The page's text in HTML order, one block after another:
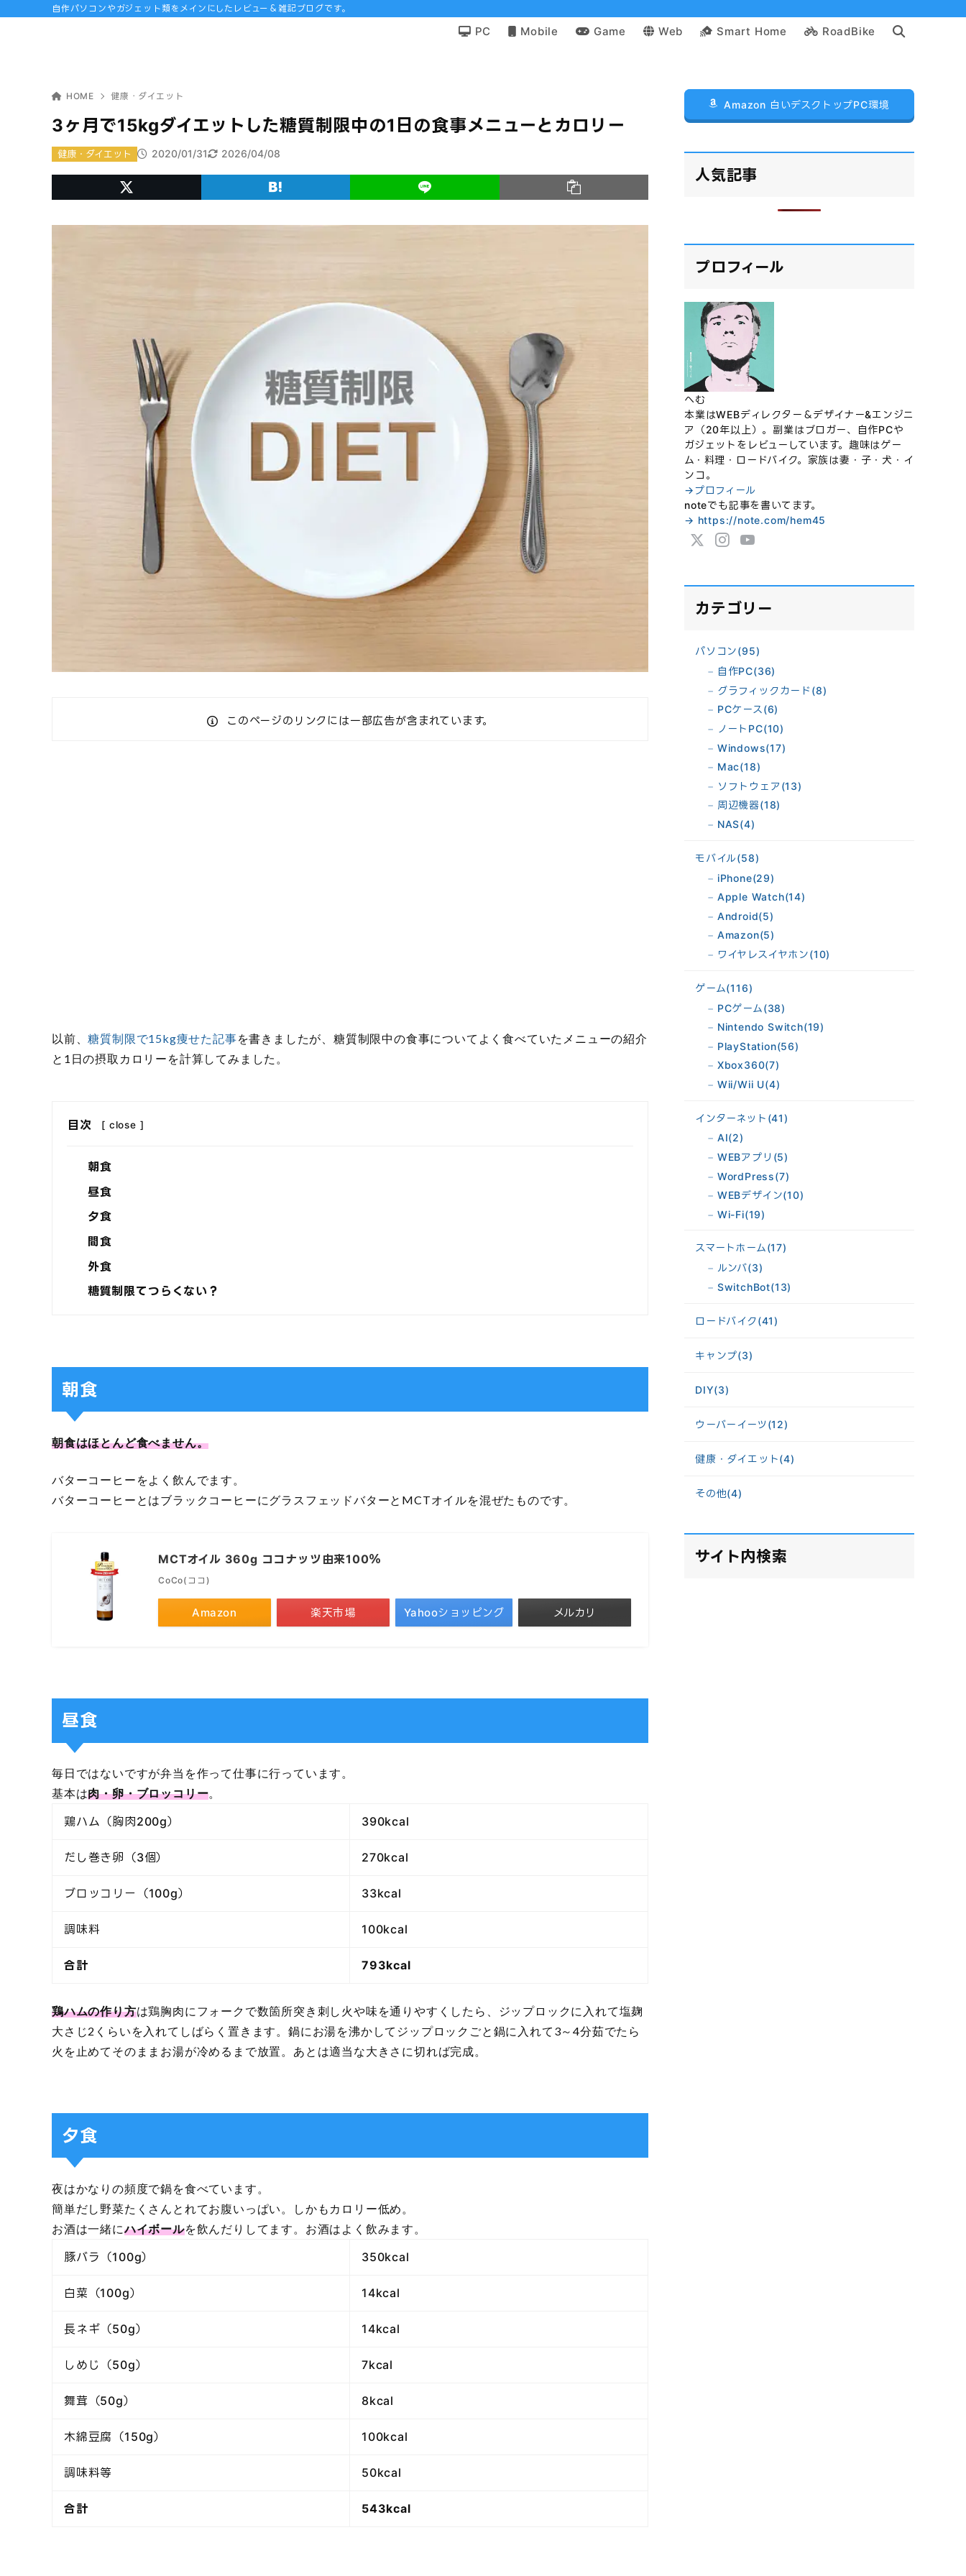
自作パソコンやガジェット類をメインにしたレビュー＆雑記ブログです。
PC Mobile Game Web Smart Home RoadBike
HOME 健康・ダイエット
3ヶ月で15kgダイエットした糖質制限中の1日の食事メニューとカロリー
2020/01/31 2026/04/08
健康・ダイエット
このページのリンクには一部広告が含まれています。
以前、糖質制限で15kg痩せた記事を書きましたが、糖質制限中の食事についてよく食べていたメニューの紹介
と1日の摂取カロリーを計算してみました。
目次 [ close ]
朝食
昼食
夕食
間食
外食
糖質制限てつらくない？
朝食
朝食はほとんど食べません。
バターコーヒーをよく飲んでます。
バターコーヒーとはブラックコーヒーにグラスフェッドバターとMCTオイルを混ぜたものです。
MCTオイル 360g ココナッツ由来100％
CoCo(ココ)
Amazon 楽天市場 Yahooショッピング メルカリ
昼食
毎日ではないですが弁当を作って仕事に行っています。
基本は肉・卵・ブロッコリー。
鶏ハム（胸肉200g） 390kcal
だし巻き卵（3個） 270kcal
ブロッコリー（100g） 33kcal
調味料 100kcal
合計 793kcal
鶏ハムの作り方は鶏胸肉にフォークで数箇所突き刺し火や味を通りやすくしたら、ジップロックに入れて塩麹
大さじ2くらいを入れてしばらく置きます。鍋にお湯を沸かしてジップロックごと鍋に入れて3～4分茹でたら
火を止めてそのままお湯が冷めるまで放置。あとは適当な大きさに切れば完成。
夕食
夜はかなりの頻度で鍋を食べています。
簡単だし野菜たくさんとれてお腹いっぱい。しかもカロリー低め。
お酒は一緒にハイボールを飲んだりしてます。お酒はよく飲みます。
豚バラ（100g） 350kcal
白菜（100g） 14kcal
長ネギ（50g） 14kcal
しめじ（50g） 7kcal
舞茸（50g） 8kcal
木綿豆腐（150g） 100kcal
調味料等 50kcal
合計 543kcal
Amazon 白いデスクトップPC環境
人気記事
プロフィール
へむ
本業はWEBディレクター＆デザイナー&エンジニ
ア（20年以上）。副業はブロガー、自作PCや
ガジェットをレビューしています。趣味はゲー
ム・料理・ロードバイク。家族は妻・子・犬・イ
ンコ。
→プロフィール
noteでも記事を書いてます。
→ https://note.com/hem45
カテゴリー
パソコン(95)
自作PC(36)
グラフィックカード (8)
PCケース(6)
ノートPC(10)
Windows(17)
Mac(18)
ソフトウェア (13)
周辺機器(18)
NAS(4)
モバイル(58)
iPhone(29)
Apple Watch(14)
Android(5)
Amazon(5)
ワイヤレスイヤホン(10)
ゲーム(116)
PCゲーム(38)
Nintendo Switch(19)
PlayStation(56)
Xbox360(7)
Wii/Wii U(4)
インターネット (41)
AI(2)
WEBアプリ (5)
WordPress(7)
WEBデザイン(10)
Wi-Fi(19)
スマートホーム(17)
ルンバ(3)
SwitchBot(13)
ロードバイク(41)
キャンプ(3)
DIY(3)
ウーバーイーツ(12)
健康・ダイエット(4)
その他(4)
サイト内検索